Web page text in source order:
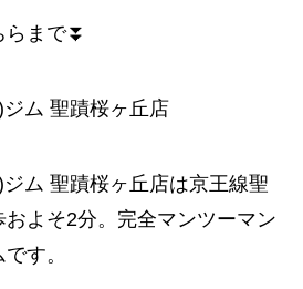
まで⏬
ム 聖蹟桜ヶ丘店
ム 聖蹟桜ヶ丘店は京王線聖
よそ2分。完全マンツーマン
す。